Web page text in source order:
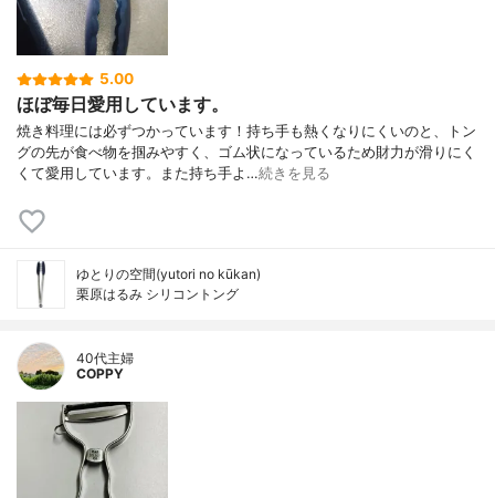
5.00
ほぼ毎日愛用しています。
焼き料理には必ずつかっています！持ち手も熱くなりにくいのと、トン
グの先が食べ物を掴みやすく、ゴム状になっているため財力が滑りにく
くて愛用しています。また持ち手よ…続きを見る
ゆとりの空間(yutori no kūkan)
栗原はるみ シリコントング
40代主婦
COPPY